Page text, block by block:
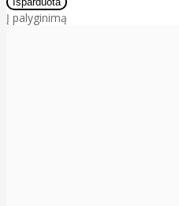
Į palyginimą